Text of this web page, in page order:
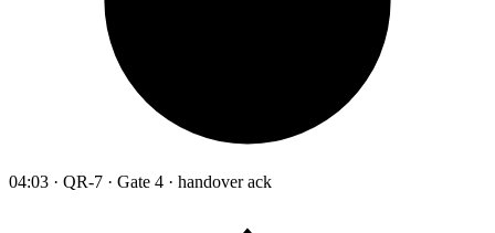
04:03 · QR-7 · Gate 4 · handover ack